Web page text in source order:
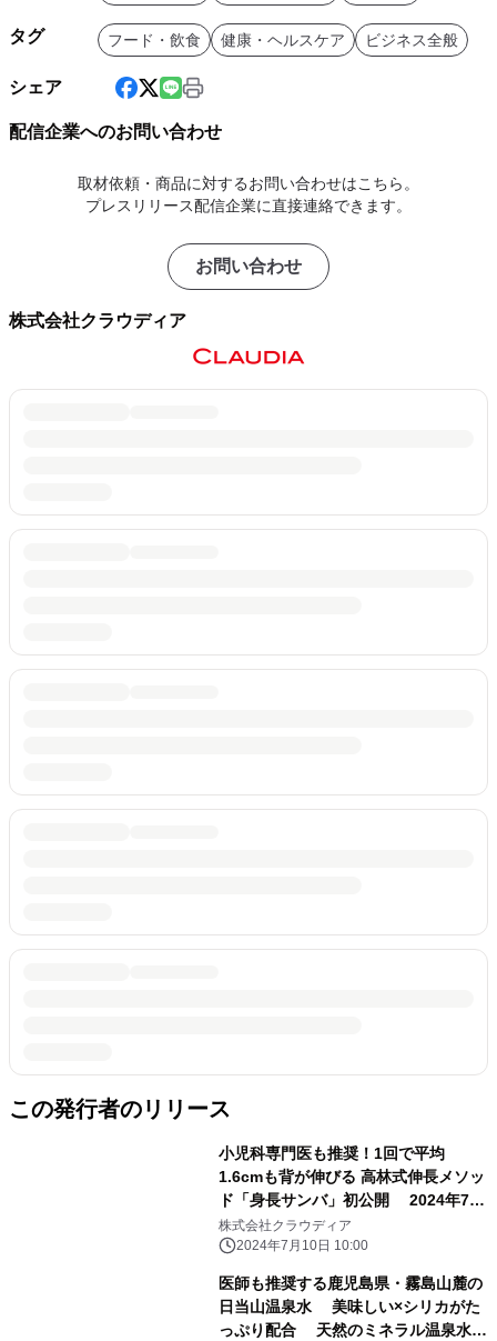
タグ フード・飲食 健康・ヘルスケア ビジネス全般
シェア
配信企業へのお問い合わせ
取材依頼・商品に対するお問い合わせはこちら。
プレスリリース配信企業に直接連絡できます。
お問い合わせ
株式会社クラウディア
この発行者のリリース
小児科専門医も推奨！1回で平均
1.6cmも背が伸びる 高林式伸長メソッ
ド「身長サンバ」初公開 2024年7月
末までの期間限定
株式会社クラウディア
2024年7月10日 10:00
医師も推奨する鹿児島県・霧島山麓の
日当山温泉水 美味しい×シリカがた
っぷり配合 天然のミネラル温泉水